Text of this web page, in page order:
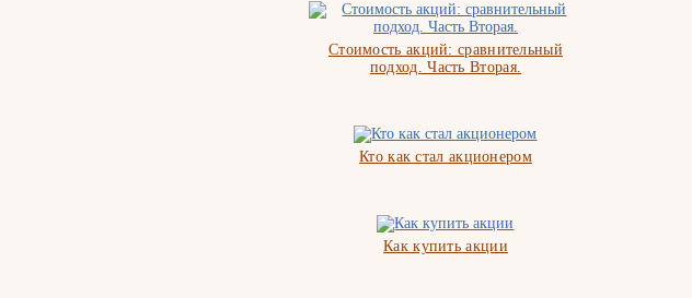
Стоимость акций: сравнительный
подход. Часть Вторая.
Кто как стал акционером
Как купить акции